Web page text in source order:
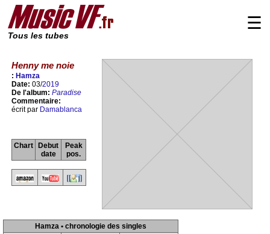
Tous les tubes
☰
Henny me noie
: Hamza
Date: 03/2019
De l'album: Paradise
Commentaire:
écrit par Damablanca
Chart
Debut
date
Peak
pos.
Hamza • chronologie des singles